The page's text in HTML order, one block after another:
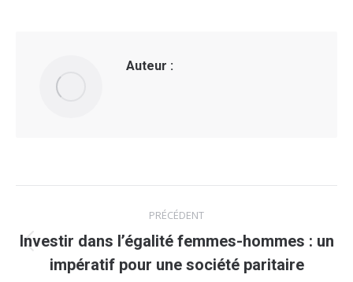
Auteur :
article
PRÉCÉDENT
Article
précédent
Investir dans l’égalité femmes-hommes : un
impératif pour une société paritaire